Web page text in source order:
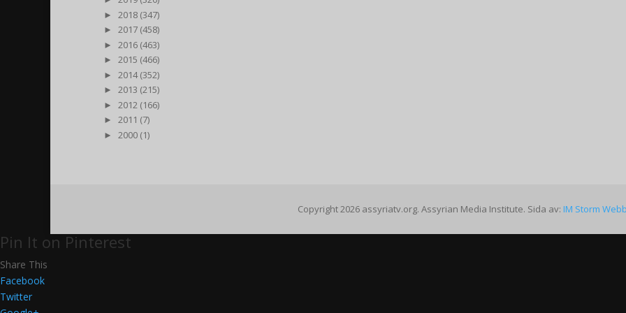
►
2018 (347)
►
2017 (458)
►
2016 (463)
►
2015 (466)
►
2014 (352)
►
2013 (215)
►
2012 (166)
►
2011 (7)
►
2000 (1)
Copyright 2026 assyriatv.org. Assyrian Media Institute. Sida av: IM Storm
Pin It on Pinterest
Share This
Facebook
Twitter